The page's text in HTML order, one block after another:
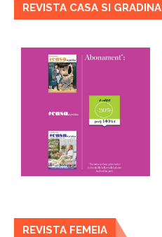
REVISTA CASA SI GRADINA
REVISTA FEMEIA